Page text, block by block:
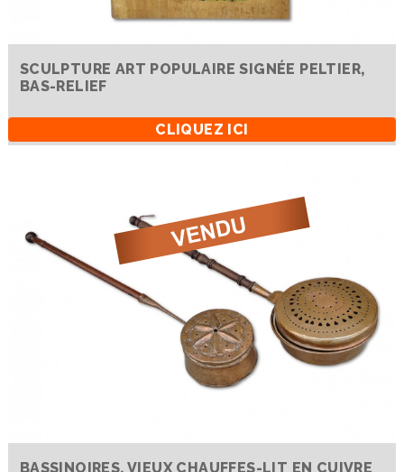
SCULPTURE ART POPULAIRE SIGNÉE PELTIER,
BAS-RELIEF
CLIQUEZ ICI
BASSINOIRES, VIEUX CHAUFFES-LIT EN CUIVRE